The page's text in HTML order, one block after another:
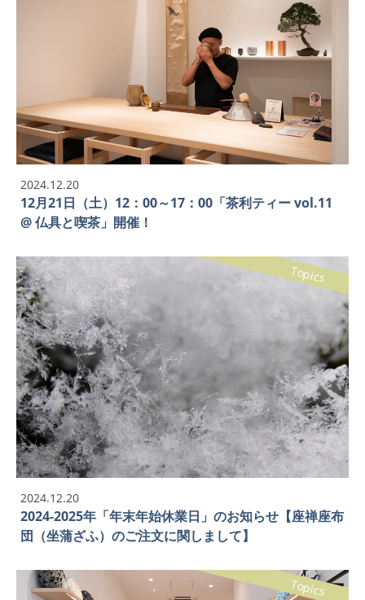
2024.12.20
12月21日（土）12：00～17：00「茶利ティー vol.11
@ 仏具と喫茶」開催！
2024.12.20
2024-2025年「年末年始休業日」のお知らせ【座禅座布
団（坐蒲ざふ）のご注文に関しまして】
Topics
Topics